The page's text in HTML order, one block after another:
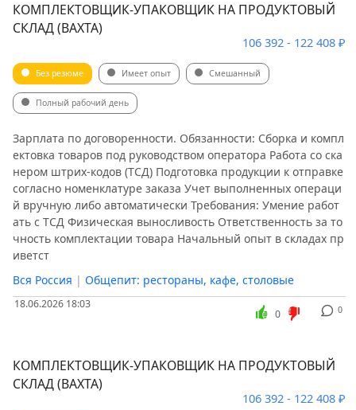
КОМПЛЕКТОВЩИК-УПАКОВЩИК НА ПРОДУКТОВЫЙ
СКЛАД (ВАХТА)
106 392 - 122 408 ₽
Без резюме Имеет опыт Смешанный
Полный рабочий день
Зарплата по договоренности. Обязанности: Сборка и компл
ектовка товаров под руководством оператора Работа со ска
нером штрих-кодов (ТСД) Подготовка продукции к отправке
согласно номенклатуре заказа Учет выполненных операци
й вручную либо автоматически Требования: Умение работ
ать с ТСД Физическая выносливость Ответственность за то
чность комплектации товара Начальный опыт в складах пр
иветст
Вся Россия | Общепит: рестораны, кафе, столовые
18.06.2026 18:03 0
0
КОМПЛЕКТОВЩИК-УПАКОВЩИК НА ПРОДУКТОВЫЙ
СКЛАД (ВАХТА)
106 392 - 122 408 ₽